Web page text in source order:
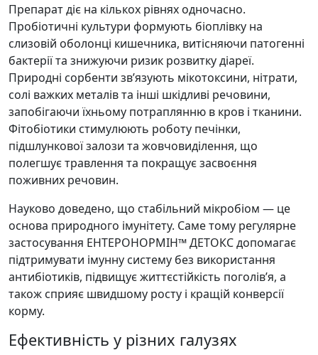
Препарат діє на кількох рівнях одночасно.
Пробіотичні культури формують біоплівку на
слизовій оболонці кишечника, витісняючи патогенні
бактерії та знижуючи ризик розвитку діареї.
Природні сорбенти зв’язують мікотоксини, нітрати,
солі важких металів та інші шкідливі речовини,
запобігаючи їхньому потраплянню в кров і тканини.
Фітобіотики стимулюють роботу печінки,
підшлункової залози та жовчовиділення, що
полегшує травлення та покращує засвоєння
поживних речовин.
Науково доведено, що стабільний мікробіом — це
основа природного імунітету. Саме тому регулярне
застосування ЕНТЕРОНОРМІН™ ДЕТОКС допомагає
підтримувати імунну систему без використання
антибіотиків, підвищує життєстійкість поголів’я, а
також сприяє швидшому росту і кращій конверсії
корму.
Ефективність у різних галузях